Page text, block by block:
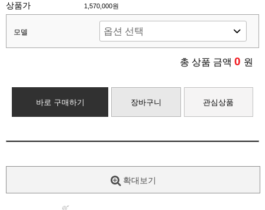
상품가 1,570,000원
모델
총 상품 금액 0 원
바로 구매하기 장바구니 관심상품
확대보기